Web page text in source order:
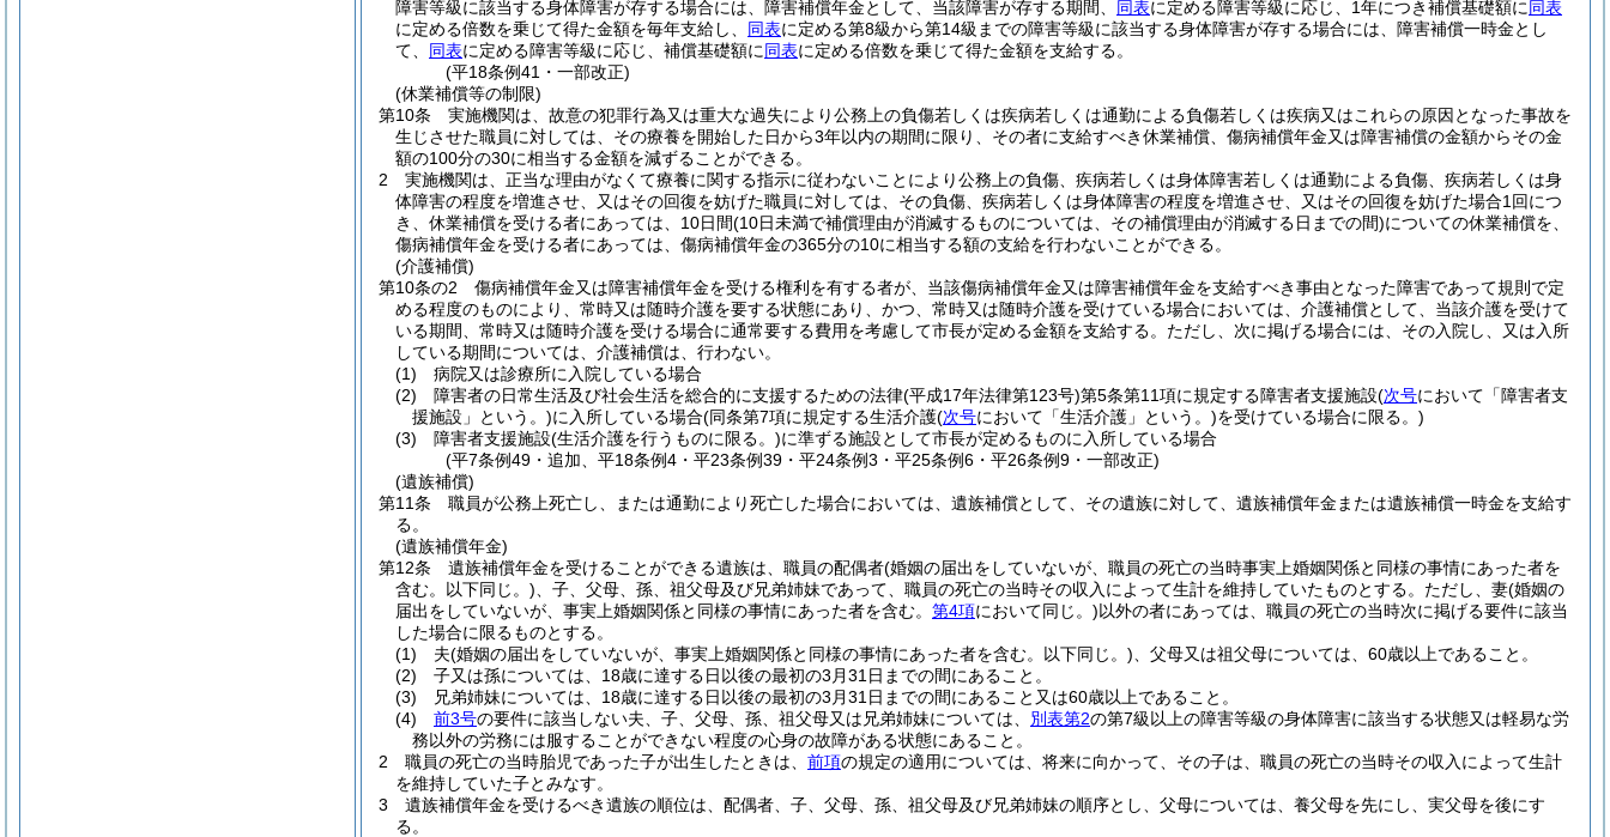
障害等級に該当する身体障害が存する場合には、障害補償年金として、当該障害が存する期間、 同表に定める障害等級に応じ、1年につき補償基礎額に同表
に定める倍数を乗じて得た金額を毎年支給し、 同表に定める第8級から第14級までの障害等級に該当する身体障害が存する場合には、障害補償一時金とし
て、 同表に定める障害等級に応じ、補償基礎額に同表に定める倍数を乗じて得た金額を支給する。
(平18条例41・一部改正)
(休業補償等の制限)
第10条
実施機関は、故意の犯罪行為又は重大な過失により公務上の負傷若しくは疾病若しくは通勤による負傷若しくは疾病又はこれらの原因となった事故を
生じさせた職員に対しては、その療養を開始した日から3年以内の期間に限り、その者に支給すべき休業補償、傷病補償年金又は障害補償の金額からその金
額の100分の30に相当する金額を減ずることができる。
2
実施機関は、正当な理由がなくて療養に関する指示に従わないことにより公務上の負傷、疾病若しくは身体障害若しくは通勤による負傷、疾病若しくは身
体障害の程度を増進させ、又はその回復を妨げた職員に対しては、その負傷、疾病若しくは身体障害の程度を増進させ、又はその回復を妨げた場合1回につ
き、休業補償を受ける者にあっては、10日間(10日未満で補償理由が消滅するものについては、その補償理由が消滅する日までの間)についての休業補償を、
傷病補償年金を受ける者にあっては、傷病補償年金の365分の10に相当する額の支給を行わないことができる。
(介護補償)
第10条の2
傷病補償年金又は障害補償年金を受ける権利を有する者が、当該傷病補償年金又は障害補償年金を支給すべき事由となった障害であって規則で定
める程度のものにより、常時又は随時介護を要する状態にあり、かつ、常時又は随時介護を受けている場合においては、介護補償として、当該介護を受けて
いる期間、常時又は随時介護を受ける場合に通常要する費用を考慮して市長が定める金額を支給する。 ただし、次に掲げる場合には、その入院し、又は入所
している期間については、介護補償は、行わない。
(1)
病院又は診療所に入院している場合
(2)
障害者の日常生活及び社会生活を総合的に支援するための法律(平成17年法律第123号)第5条第11項に規定する障害者支援施設(次号において「障害者支
援施設」という。)に入所している場合(同条第7項に規定する生活介護(次号において「生活介護」という。)を受けている場合に限る。)
(3)
障害者支援施設(生活介護を行うものに限る。)に準ずる施設として市長が定めるものに入所している場合
(平7条例49・追加、平18条例4・平23条例39・平24条例3・平25条例6・平26条例9・一部改正)
(遺族補償)
第11条
職員が公務上死亡し、または通勤により死亡した場合においては、遺族補償として、その遺族に対して、遺族補償年金または遺族補償一時金を支給す
る。
(遺族補償年金)
第12条
遺族補償年金を受けることができる遺族は、職員の配偶者(婚姻の届出をしていないが、職員の死亡の当時事実上婚姻関係と同様の事情にあった者を
含む。以下同じ。) 、子、父母、孫、祖父母及び兄弟姉妹であって、職員の死亡の当時その収入によって生計を維持していたものとする。 ただし、妻(婚姻の
届出をしていないが、事実上婚姻関係と同様の事情にあった者を含む。 第4項において同じ。)以外の者にあっては、職員の死亡の当時次に掲げる要件に該当
した場合に限るものとする。
(1)
夫(婚姻の届出をしていないが、事実上婚姻関係と同様の事情にあった者を含む。以下同じ。) 、父母又は祖父母については、60歳以上であること。
(2)
子又は孫については、18歳に達する日以後の最初の3月31日までの間にあること。
(3)
兄弟姉妹については、18歳に達する日以後の最初の3月31日までの間にあること又は60歳以上であること。
(4)
前3号の要件に該当しない夫、子、父母、孫、祖父母又は兄弟姉妹については、 別表第2の第7級以上の障害等級の身体障害に該当する状態又は軽易な労
務以外の労務には服することができない程度の心身の故障がある状態にあること。
2
職員の死亡の当時胎児であった子が出生したときは、 前項の規定の適用については、将来に向かって、その子は、職員の死亡の当時その収入によって生計
を維持していた子とみなす。
3
遺族補償年金を受けるべき遺族の順位は、配偶者、子、父母、孫、祖父母及び兄弟姉妹の順序とし、父母については、養父母を先にし、実父母を後にす
る。